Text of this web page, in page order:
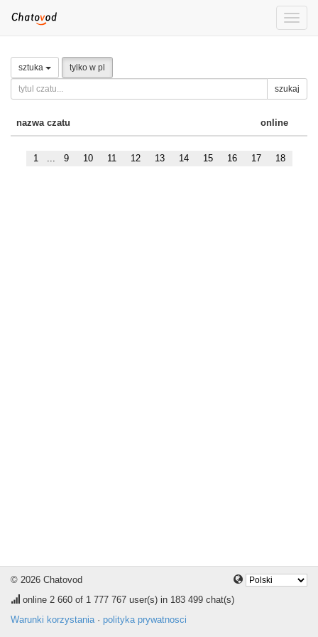
Toggle
sztuka tylko w pl
szukaj
nazwa czatu online
1 ... 9 10 11 12 13 14 15 16 17 18
© 2026 Chatovod
online 2 660 of 1 777 767 user(s) in 183 499 chat(s)
Warunki korzystania· polityka prywatnosci